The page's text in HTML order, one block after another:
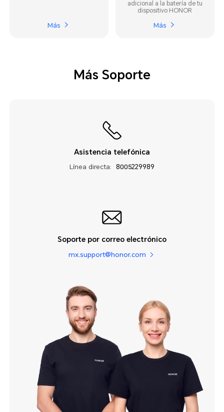
Más
adicional a la batería de tu
dispositivo HONOR
Más
Más Soporte
Asistencia telefónica
Línea directa: 8005229989
Soporte por correo electrónico
mx.support@honor.com